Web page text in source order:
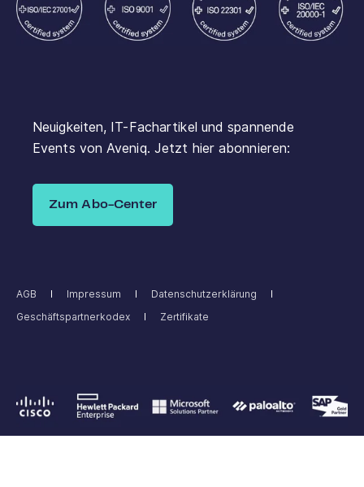
Neuigkeiten, IT-Fachartikel und spannende
Events von Aveniq. Jetzt hier abonnieren:
Zum Abo-Center
AGB Impressum
Datenschutzerklärung
Geschäftspartnerkodex
Zertifikate